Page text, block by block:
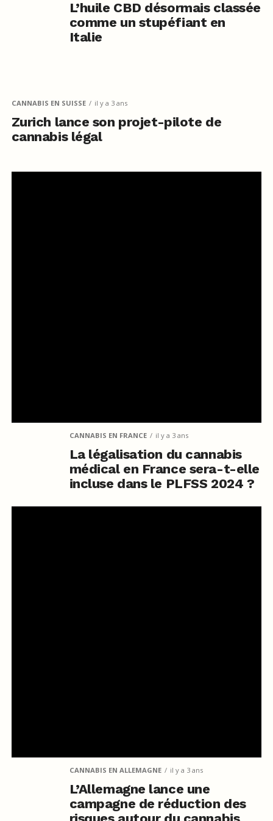
L’huile CBD désormais classée
comme un stupéfiant en
Italie
CANNABIS EN SUISSE il y a 3 ans
Zurich lance son projet-pilote de
cannabis légal
CANNABIS EN FRANCE il y a 3 ans
La légalisation du cannabis
médical en France sera-t-elle
incluse dans le PLFSS 2024 ?
CANNABIS EN ALLEMAGNE il y a 3 ans
L’Allemagne lance une
campagne de réduction des